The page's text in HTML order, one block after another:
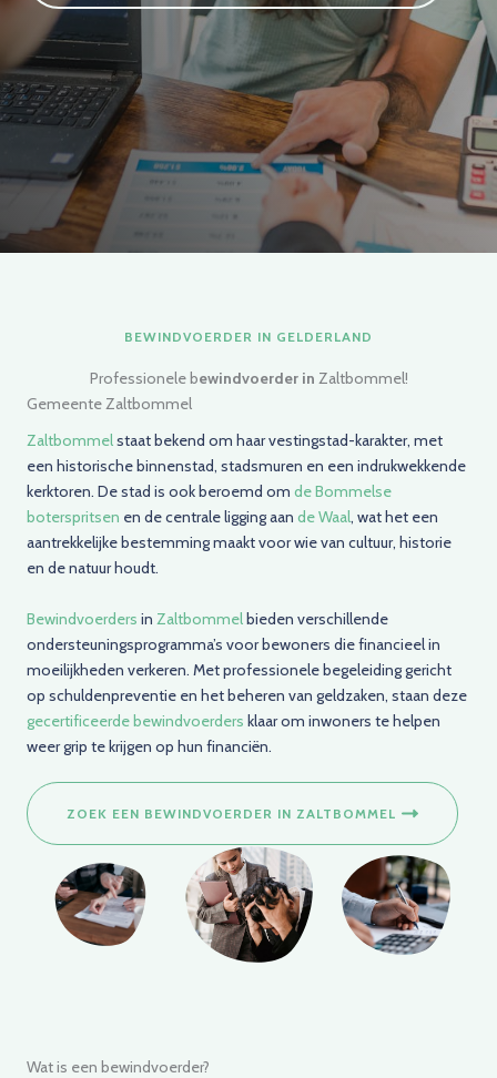
BEWINDVOERDER IN GELDERLAND
Professionele bewindvoerder in Zaltbommel!
Gemeente Zaltbommel
Zaltbommelstaat bekend om haar vestingstad-karakter, met
een historische binnenstad, stadsmuren en een indrukwekkende
kerktoren. De stad is ook beroemd om de Bommelse
boterspritsen en de centrale ligging aan de Waal, wat het een
aantrekkelijke bestemming maakt voor wie van cultuur, historie
en de natuur houdt.
Bewindvoerders in Zaltbommelbieden verschillende
ondersteuningsprogramma’s voor bewoners die financieel in
moeilijkheden verkeren. Met professionele begeleiding gericht
op schuldenpreventie en het beheren van geldzaken, staan deze
gecertificeerde bewindvoerders klaar om inwoners te helpen
weer grip te krijgen op hun financiën.
ZOEK EEN BEWINDVOERDER IN ZALTBOMMEL
Wat is een bewindvoerder?